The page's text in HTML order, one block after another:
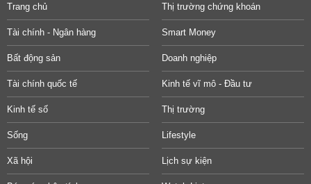
Trang chủ Thị trường chứng khoán
Tài chính - Ngân hàng Smart Money
Bất động sản Doanh nghiệp
Tài chính quốc tế Kinh tế vĩ mô - Đầu tư
Kinh tế số Thị trường
Sống Lifestyle
Xã hội Lịch sự kiện